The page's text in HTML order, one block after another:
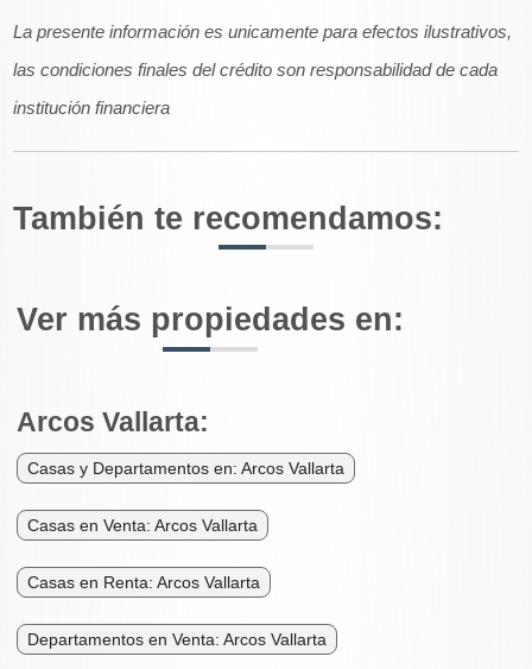
La presente información es unicamente para efectos ilustrativos,
las condiciones finales del crédito son responsabilidad de cada
institución financiera
También te recomendamos:
Ver más propiedades en:
Arcos Vallarta:
Casas y Departamentos en: Arcos Vallarta
Casas en Venta: Arcos Vallarta
Casas en Renta: Arcos Vallarta
Departamentos en Venta: Arcos Vallarta